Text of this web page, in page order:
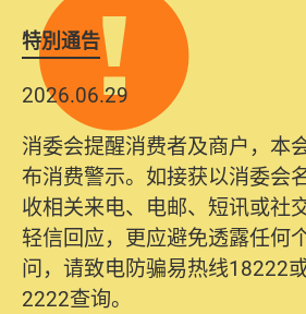
特別通告
2026.06.29
消委会提醒消费者及商户，本
布消费警示。如接获以消委会
收相关来电、电邮、短讯或社
轻信回应，更应避免透露任何
问，请致电防骗易热线18222
2222查询。